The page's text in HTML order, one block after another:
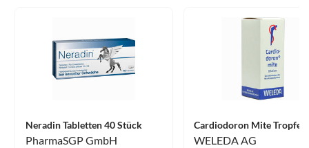
Neradin Tabletten 40 Stück
PharmaSGP GmbH
WELEDA AG